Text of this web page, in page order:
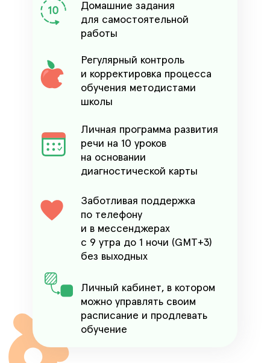
Личная программа развития
речи на 10 уроков
на основании
диагностической карты
Домашние задания
для самостоятельной
работы
Регулярный контроль
и корректировка процесса
обучения методистами
школы
Личный кабинет, в котором
можно управлять своим
расписание и продлевать
обучение
Заботливая поддержка
по телефону
и в мессенджерах
с 9 утра до 1 ночи (GMT+3)
без выходных